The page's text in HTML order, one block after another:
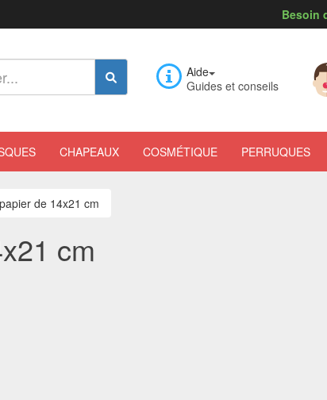
Besoin
Aide
Guides et conseils
CHAPEAUX COSMÉTIQUE PERRUQUES
de 14x21 cm
cm